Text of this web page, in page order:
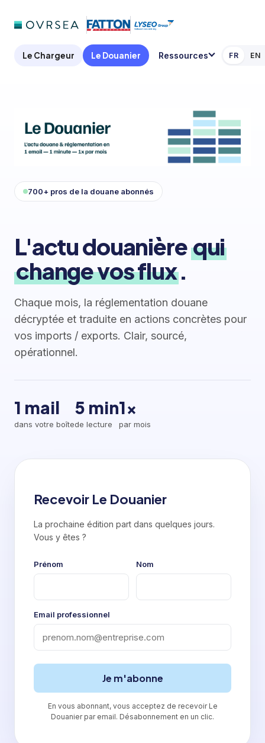
Le Chargeur Le Douanier Ressources FR EN
700+ pros de la douane abonnés
L'actu douanièrequi
change vos flux.
Chaque mois, la réglementation douane
décryptée et traduite en actions concrètes pour
vos imports / exports. Clair, sourcé,
opérationnel.
1 mail
dans votre boîte
5 min
de lecture
1×
par mois
Recevoir Le Douanier
La prochaine édition part dans quelques jours.
Vous y êtes ?
Prénom Nom
Email professionnel
Je m'abonne
En vous abonnant, vous acceptez de recevoir Le
Douanier par email. Désabonnement en un clic.